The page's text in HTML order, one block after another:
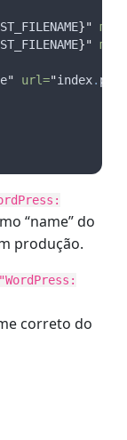
}"
}"
" url="index. php
“name” do
produção.
correto do